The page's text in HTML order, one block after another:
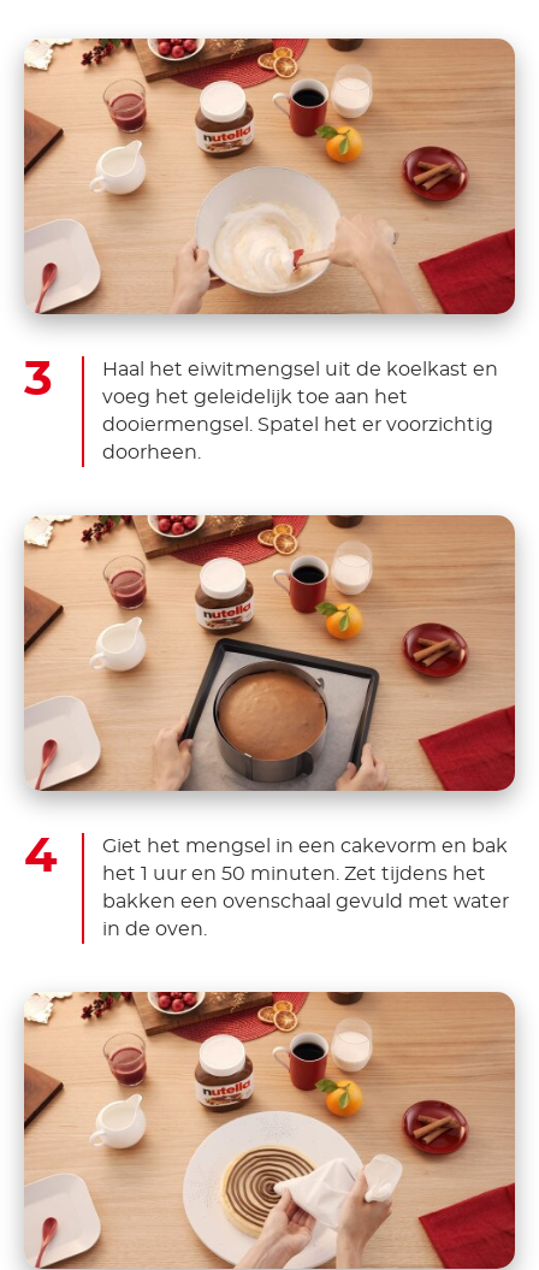
Haal het eiwitmengsel uit de koelkast en
voeg het geleidelijk toe aan het
dooiermengsel. Spatel het er voorzichtig
doorheen.
Giet het mengsel in een cakevorm en bak
het 1 uur en 50 minuten. Zet tijdens het
bakken een ovenschaal gevuld met water
in de oven.